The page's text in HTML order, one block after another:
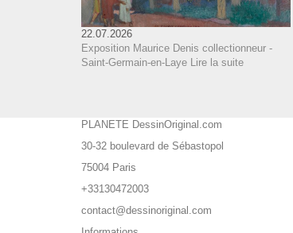
22.07.2026
Exposition Maurice Denis collectionneur -
Saint-Germain-en-Laye
Lire la suite
PLANETE DessinOriginal.com
30-32 boulevard de Sébastopol
75004 Paris
+33130472003
contact@dessinoriginal.com